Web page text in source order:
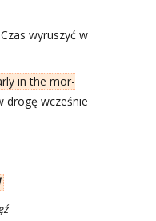
wyru­szyć w
in the mor­
dro­gę wcze­śnie